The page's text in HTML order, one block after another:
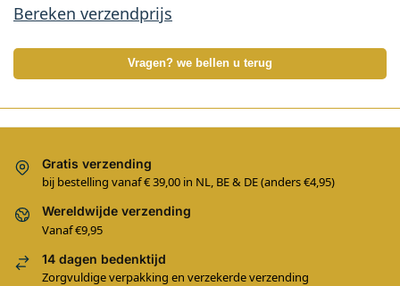
Bereken verzendprijs
Vragen? we bellen u terug
Gratis verzending
bij bestelling vanaf € 39,00 in NL, BE & DE (anders €4,95)
Wereldwijde verzending
Vanaf €9,95
14 dagen bedenktijd
Zorgvuldige verpakking en verzekerde verzending